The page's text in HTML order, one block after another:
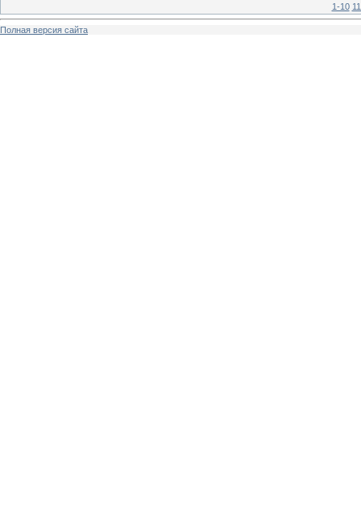
1-10
Полная версия сайта